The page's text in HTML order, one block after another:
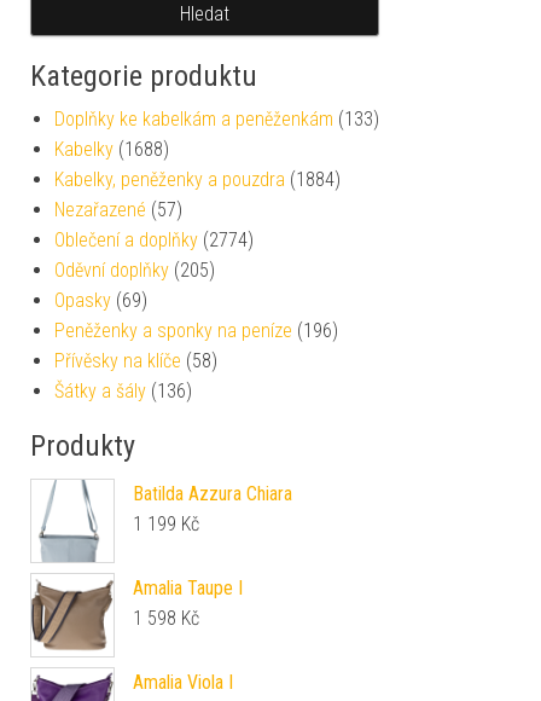
Hledat
Kategorie produktu
Doplňky ke kabelkám a peněženkám (133)
Kabelky (1688)
Kabelky, peněženky a pouzdra (1884)
Nezařazené (57)
Oblečení a doplňky (2774)
Oděvní doplňky (205)
Opasky (69)
Peněženky a sponky na peníze (196)
Přívěsky na klíče (58)
Šátky a šály (136)
Produkty
Batilda Azzura Chiara
1 199 Kč
Amalia Taupe I
1 598 Kč
Amalia Viola I